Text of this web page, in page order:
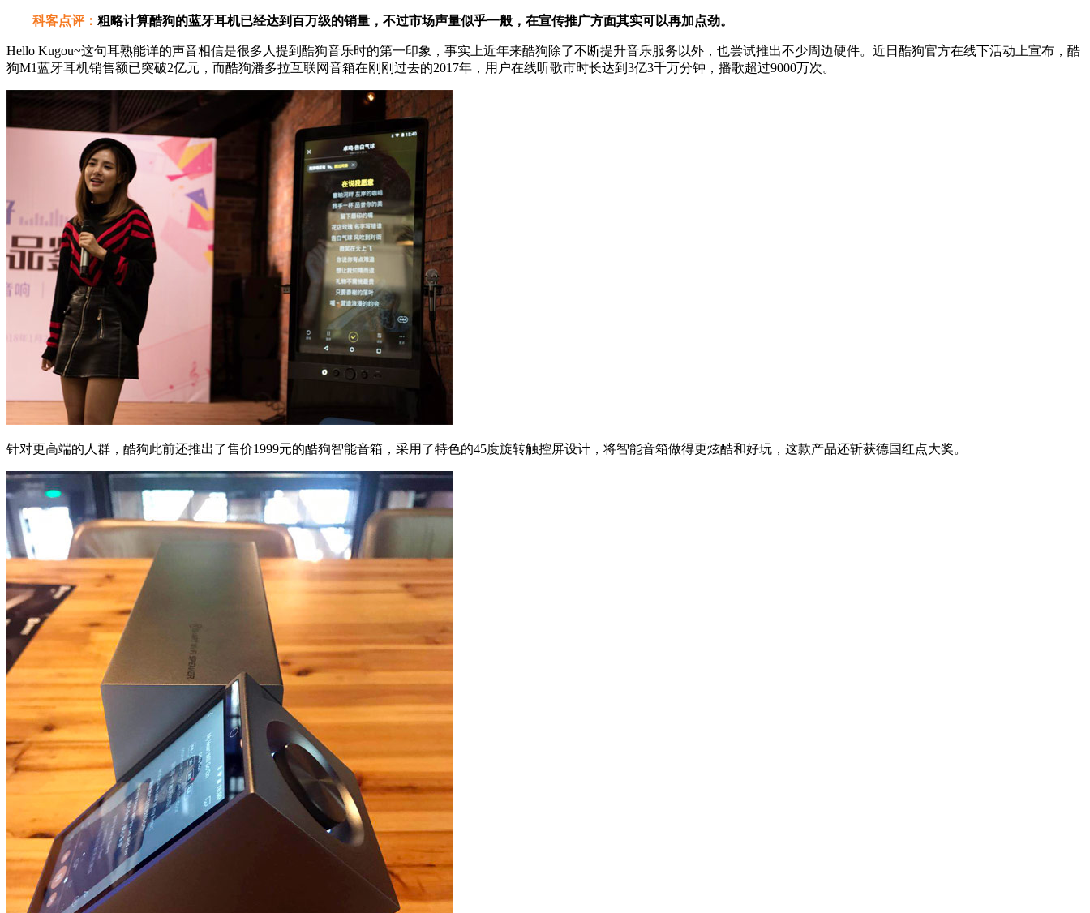
科客点评： 粗略计算酷狗的蓝牙耳机已经达到百万级的销量，不过市场声量似乎一般，在宣传推广方面其实可以再加点劲。
Hello Kugou~这句耳熟能详的声音相信是很多人提到酷狗音乐时的第一印象，事实上近年来酷狗除了不断提升音乐服务以外，也尝试推出不少周边硬件。近日酷狗官方在线下活动上宣布，酷
狗M1蓝牙耳机销售额已突破2亿元，而酷狗潘多拉互联网音箱在刚刚过去的2017年，用户在线听歌市时长达到3亿3千万分钟，播歌超过9000万次。
针对更高端的人群，酷狗此前还推出了售价1999元的酷狗智能音箱，采用了特色的45度旋转触控屏设计，将智能音箱做得更炫酷和好玩，这款产品还斩获德国红点大奖。